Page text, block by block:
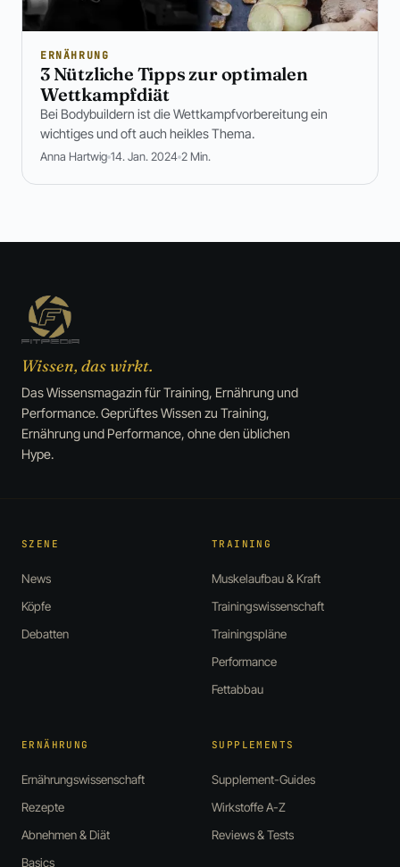
ERNÄHRUNG
3 Nützliche Tipps zur optimalen
Wettkampfdiät
Bei Bodybuildern ist die Wettkampfvorbereitung ein
wichtiges und oft auch heikles Thema.
Anna Hartwig 14. Jan. 2024 2 Min.
Wissen, das wirkt.
Das Wissensmagazin für Training, Ernährung und
Performance. Geprüftes Wissen zu Training,
Ernährung und Performance, ohne den üblichen
Hype.
SZENE
News
Köpfe
Debatten
TRAINING
Muskelaufbau & Kraft
Trainingswissenschaft
Trainingspläne
Performance
Fettabbau
ERNÄHRUNG
Ernährungswissenschaft
Rezepte
Abnehmen & Diät
Basics
SUPPLEMENTS
Supplement-Guides
Wirkstoffe A-Z
Reviews & Tests